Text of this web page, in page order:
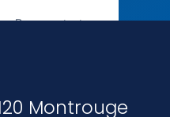
Montrouge